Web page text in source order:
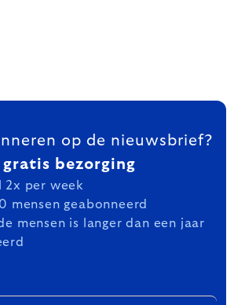
op de nieuwsbrief?
bezorging
2x per week
mensen geabonneerd
mensen is langer dan een jaar